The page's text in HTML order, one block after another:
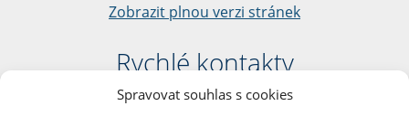
Spravovat souhlas s cookies
Zobrazit plnou verzi stránek
Rychlé kontakty
Filozofická fakulta